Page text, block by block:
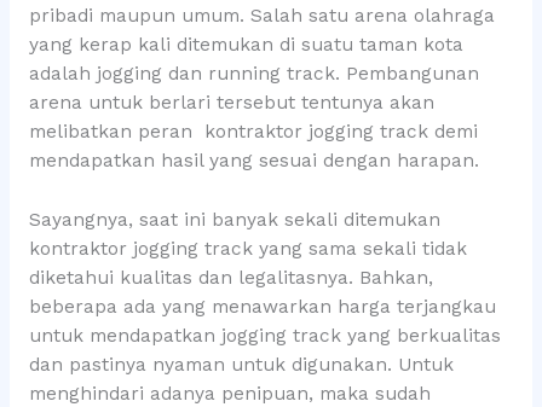
pribadi maupun umum. Salah satu arena olahraga
yang kerap kali ditemukan di suatu taman kota
adalah jogging dan running track. Pembangunan
arena untuk berlari tersebut tentunya akan
melibatkan peran kontraktor jogging track demi
mendapatkan hasil yang sesuai dengan harapan.
Sayangnya, saat ini banyak sekali ditemukan
kontraktor jogging track yang sama sekali tidak
diketahui kualitas dan legalitasnya. Bahkan,
beberapa ada yang menawarkan harga terjangkau
untuk mendapatkan jogging track yang berkualitas
dan pastinya nyaman untuk digunakan. Untuk
menghindari adanya penipuan, maka sudah